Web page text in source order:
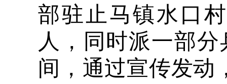
部驻止马镇水口
人，同时派一部
间，通过宣传发动